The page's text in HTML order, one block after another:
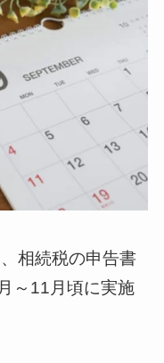
相続税の申告書
～11月頃に実施